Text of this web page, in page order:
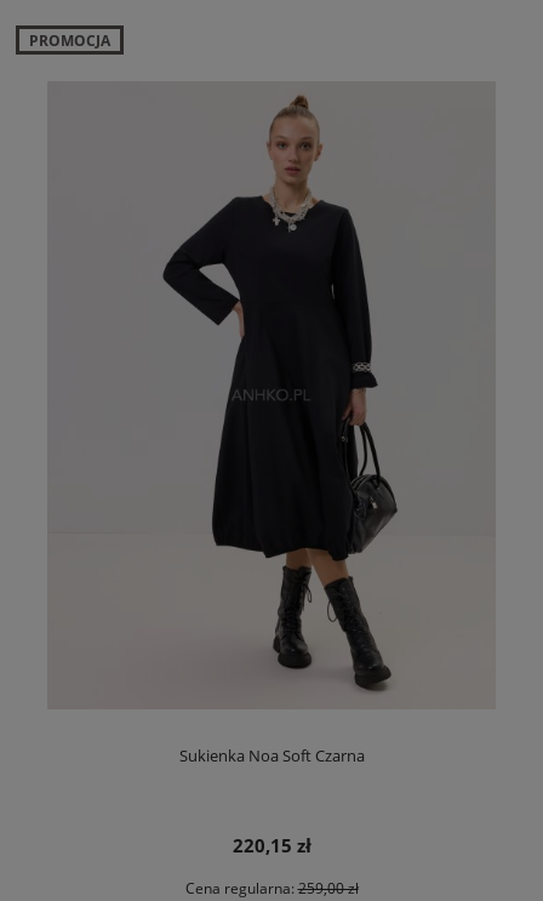
Sukienka Noa Soft Czarna
220,15 zł
Cena regularna:259,00 zł
PROMOCJA